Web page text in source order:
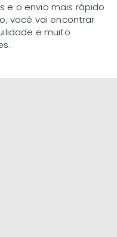
e o envio mais rápido
você vai encontrar
e muito